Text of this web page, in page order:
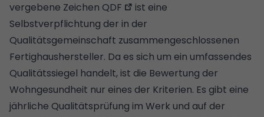
vergebene Zeichen QDF
ist eine
Selbstverpflichtung der in der
Qualitätsgemeinschaft zusammengeschlossenen
Fertighaushersteller. Da es sich um ein umfassendes
Qualitätssiegel handelt, ist die Bewertung der
Wohngesundheit nur eines der Kriterien. Es gibt eine
jährliche Qualitätsprüfung im Werk und auf der